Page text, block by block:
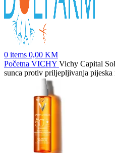
0 items 0,00 KM
Početna VICHY Vichy Capital
sunca protiv priljepljivanja